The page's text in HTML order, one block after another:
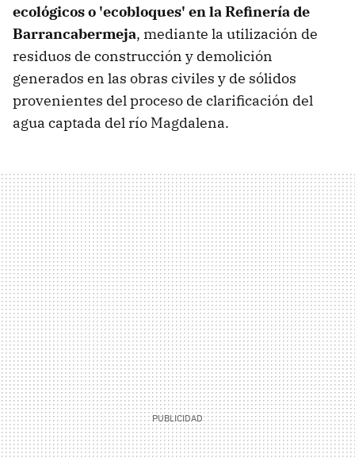
ecológicos o 'ecobloques' en la Refinería de
Barrancabermeja, mediante la utilización de
residuos de construcción y demolición
generados en las obras civiles y de sólidos
provenientes del proceso de clarificación del
agua captada del río Magdalena.